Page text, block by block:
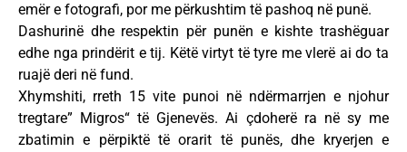
emër e fotografi, por me përkushtim të pashoq në punë.
Dashurinë dhe respektin për punën e kishte trashëguar
edhe nga prindërit e tij. Këtë virtyt të tyre me vlerë ai do ta
ruajë deri në fund.
Xhymshiti, rreth 15 vite punoi në ndërmarrjen e njohur
tregtare” Migros“ të Gjenevës. Ai çdoherë ra në sy me
zbatimin e përpiktë të orarit të punës, dhe kryerjen e